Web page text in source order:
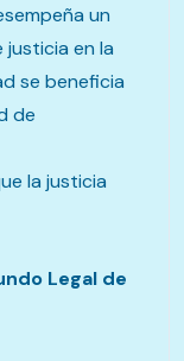
un
en la
se beneficia
de
la justicia
Legal de